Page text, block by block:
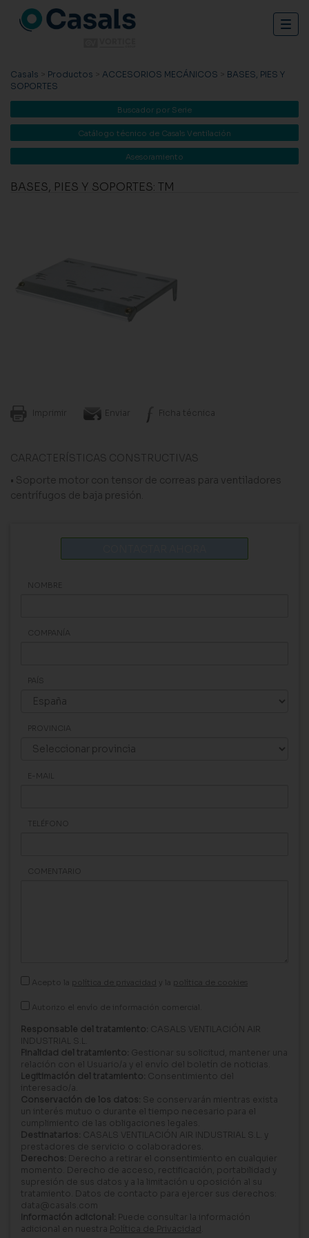
Casals > Productos > ACCESORIOS MECÁNICOS > BASES, PIES Y
SOPORTES
Buscador por Serie
Catálogo técnico de Casals Ventilación
Asesoramiento
BASES, PIES Y SOPORTES: TM
Imprimir Enviar Ficha técnica
CARACTERÍSTICAS CONSTRUCTIVAS
• Soporte motor con tensor de correas para ventiladores
centrífugos de baja presión.
NOMBRE
COMPANÍA
PAÍS
PROVINCIA
E-MAIL
TELÉFONO
COMENTARIO
Acepto la política de privacidad y la política de cookies
Autorizo el envío de información comercial.
Responsable del tratamiento: CASALS VENTILACIÓN AIR
INDUSTRIAL S.L.
Finalidad del tratamiento: Gestionar su solicitud, mantener una
relación con el Usuario/a y el envío del boletín de noticias.
Legitimación del tratamiento: Consentimiento del
interesado/a.
Conservación de los datos: Se conservarán mientras exista
un interés mutuo o durante el tiempo necesario para el
cumplimiento de las obligaciones legales.
Destinatarios: CASALS VENTILACIÓN AIR INDUSTRIAL S.L. y
prestadores de servicio o colaboradores.
Derechos: Derecho a retirar el consentimiento en cualquier
momento. Derecho de acceso, rectificación, portabilidad y
supresión de sus datos y a la limitación u oposición al su
tratamiento. Datos de contacto para ejercer sus derechos:
data@casals.com
Información adicional: Puede consultar la información
adicional en nuestra Política de Privacidad